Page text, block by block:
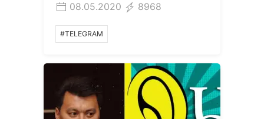
08.05.2020 8968
#TELEGRAM